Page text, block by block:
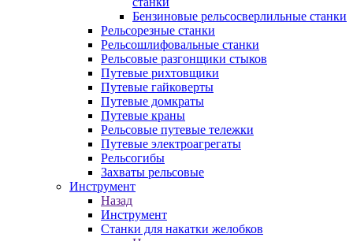
Бензиновые рельсосверлильные станки
Рельсорезные станки
Рельсошлифовальные станки
Рельсовые разгонщики стыков
Путевые рихтовщики
Путевые гайковерты
Путевые домкраты
Путевые краны
Рельсовые путевые тележки
Путевые электроагрегаты
Рельсогибы
Захваты рельсовые
Инструмент
Назад
Инструмент
Станки для накатки желобков